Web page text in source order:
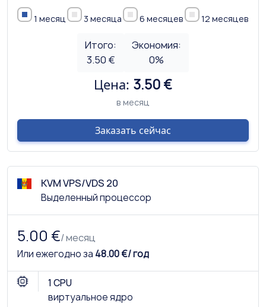
1 месяц 3 месяца 6 месяцев 12 месяцев
Итого:
3.50 €
Экономия:
0%
Цена: 3.50 €
в месяц
Заказать сейчас
KVM VPS/VDS 20
Выделенный процессор
5.00 €/ месяц
Или ежегодно за 48.00 €/ год
1 CPU
виртуальное ядро